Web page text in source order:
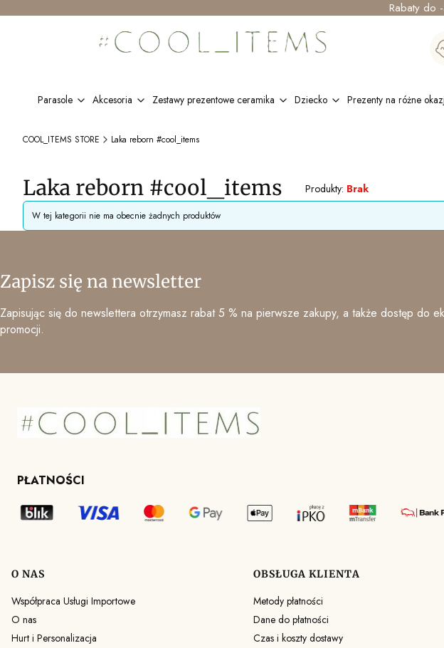
Rabaty do
Parasole Akcesoria Zestawy prezentowe ceramika Dziecko Prezenty na różne
COOL_ITEMS STORE Laka reborn #cool_items
Laka reborn #cool_items Produkty: Brak
Lista produktów
W tej kategorii nie ma obecnie żadnych produktów
Zapisz się na newsletter
Zapisując się do newslettera otrzymasz rabat 5 % na pierwsze zakupy, a także dostęp do
promocji.
PŁATNOŚCI
Linki w stopce
O NAS
Współpraca Usługi Importowe
O nas
Hurt i Personalizacja
OBSŁUGA KLIENTA
Metody płatności
Dane do płatności
Czas i koszty dostawy